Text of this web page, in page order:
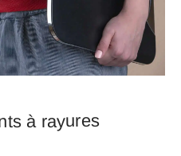
à rayures